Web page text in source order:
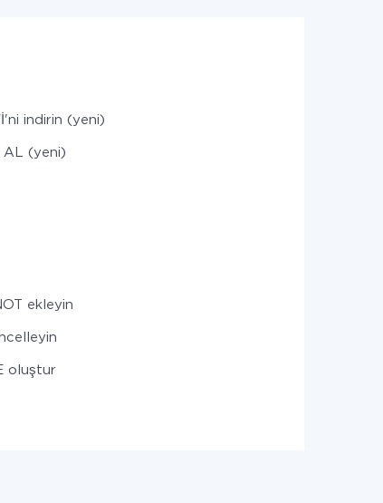
indirin (yeni)
AL (yeni)
ekleyin
oluştur